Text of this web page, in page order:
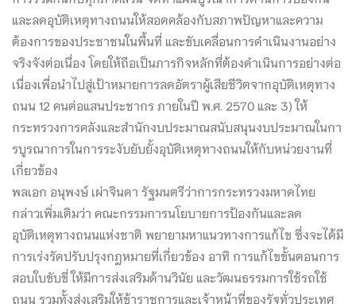
และลดอุบัติเหตุทางถนนให้สอดคล้องกับสภาพปัญหาและความ
ต้องการของประชาชนในพื้นที่ และขับเคลื่อนการดำเนินงานอย่าง
จริงจังต่อเนื่อง โดยให้ถือเป็นภารกิจหลักที่ต้องดำเนินการอย่างต่อ
เนื่องเพื่อนำไปสู่เป้าหมายการลดอัตราผู้เสียชีวิตจากอุบัติเหตุทาง
ถนน 12 คนต่อแสนประชากร ภายในปี พ.ศ. 2570 และ 3) ให้
กระทรวงการคลังและสำนักงบประมาณสนับสนุนงบประมาณในกา
รบูรณาการในการระงับยับยั้งอุบัติเหตุทางถนนให้กับหน่วยงานที่
เกี่ยวข้อง
พลเอก อนุพงษ์ เผ่าจินดา รัฐมนตรีว่าการกระทรวงมหาดไทย
กล่าวเพิ่มเติมว่า คณะกรรมการนโยบายการป้องกันและลด
อุบัติเหตุทางถนนแห่งชาติ พยายามหาแนวทางการแก้ไข ซึ่งจะได้มี
การเร่งรัดปรับปรุงกฎหมายที่เกี่ยวข้อง อาทิ การแก้ไขขั้นตอนการ
สอบใบขับขี่ ให้มีการส่งเสริมด้านวินัย และวัฒนธรรมการใช้รถใช้
ถนน รวมทั้งส่งเสริมให้ข้าราชการและเจ้าหน้าที่ของรัฐทั่วประเทศ